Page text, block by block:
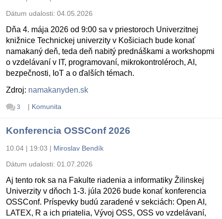
Dátum udalosti: 04.05.2026
Dňa 4. mája 2026 od 9:00 sa v priestoroch Univerzitnej
knižnice Technickej univerzity v Košiciach bude konať
namakaný deň, teda deň nabitý prednáškami a workshopmi
o vzdelávaní v IT, programovaní, mikrokontroléroch, AI,
bezpečnosti, IoT a o ďalších témach.
Zdroj: namakanyden.sk
3 | Komunita
Konferencia OSSConf 2026
10.04 | 19:03 | Miroslav Bendík
Dátum udalosti: 01.07.2026
Aj tento rok sa na Fakulte riadenia a informatiky Žilinskej
Univerzity v dňoch 1-3. júla 2026 bude konať konferencia
OSSConf. Príspevky budú zaradené v sekciách: Open AI,
LATEX, R a ich priatelia, Vývoj OSS, OSS vo vzdelávaní,